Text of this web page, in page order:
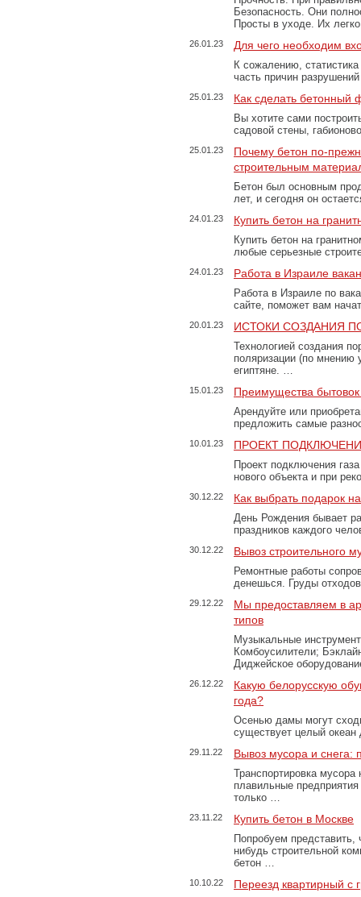
Безопасность. Они
Просты в уходе. Их
26.01.23 Для чего необходим
К сожалению,
часть причин
25.01.23 Как сделать бетонный
Вы хотите сами
садовой стены,
25.01.23
Почему бетон по-
строительным
Бетон был основным
лет, и сегодня он
24.01.23 Купить бетон на
Купить бетон на
любые серьезные
24.01.23 Работа в Израиле
Работа в Израиле по
сайте, поможет вам
20.01.23 ИСТОКИ СОЗДАНИЯ
Технологией создания
поляризации (по
египтяне. …
15.01.23 Преимущества
Арендуйте или
предложить самые
10.01.23 ПРОЕКТ
Проект подключения
нового объекта и при
30.12.22 Как выбрать подарок
День Рождения бывает
праздников каждого
30.12.22 Вывоз строительного
Ремонтные работы
денешься. Груды
29.12.22
Мы предоставляем в
типов
Музыкальные
Комбоусилители;
Диджейское
26.12.22
Какую белорусскую
года?
Осенью дамы могут
существует целый
29.11.22 Вывоз мусора и
Транспортировка
плавильные
только …
23.11.22 Купить бетон в Москве
Попробуем представить,
нибудь строительной
бетон …
10.10.22 Переезд квартирный с